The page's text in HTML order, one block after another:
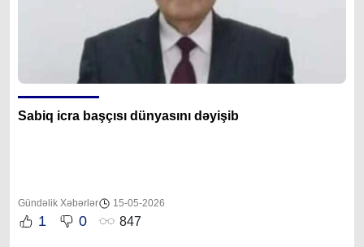
Sabiq icra başçısı dünyasını dəyişib
Gündəlik Xəbərlər 15-05-2026
1 0 847